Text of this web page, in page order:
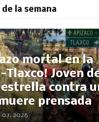
la semana
mortal en la
Tlaxco! Joven
estrella contra
prensada
07, 2026